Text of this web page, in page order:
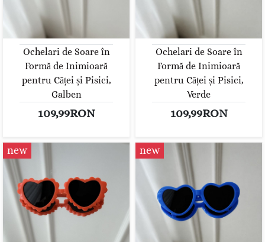
Ochelari de Soare în
Formă de Inimioară
pentru Căței și Pisici,
Galben
109,99RON
Ochelari de Soare în
Formă de Inimioară
pentru Căței și Pisici,
Verde
109,99RON
new new